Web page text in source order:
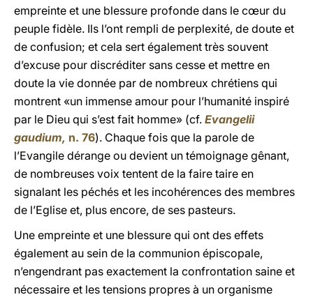
empreinte et une blessure profonde dans le cœur du
peuple fidèle. Ils l’ont rempli de perplexité, de doute et
de confusion; et cela sert également très souvent
d’excuse pour discréditer sans cesse et mettre en
doute la vie donnée par de nombreux chrétiens qui
montrent «un immense amour pour l’humanité inspiré
par le Dieu qui s’est fait homme» (cf. Evangelii
gaudium, n. 76). Chaque fois que la parole de
l’Evangile dérange ou devient un témoignage gênant,
de nombreuses voix tentent de la faire taire en
signalant les péchés et les incohérences des membres
de l’Eglise et, plus encore, de ses pasteurs.
Une empreinte et une blessure qui ont des effets
également au sein de la communion épiscopale,
n’engendrant pas exactement la confrontation saine et
nécessaire et les tensions propres à un organisme